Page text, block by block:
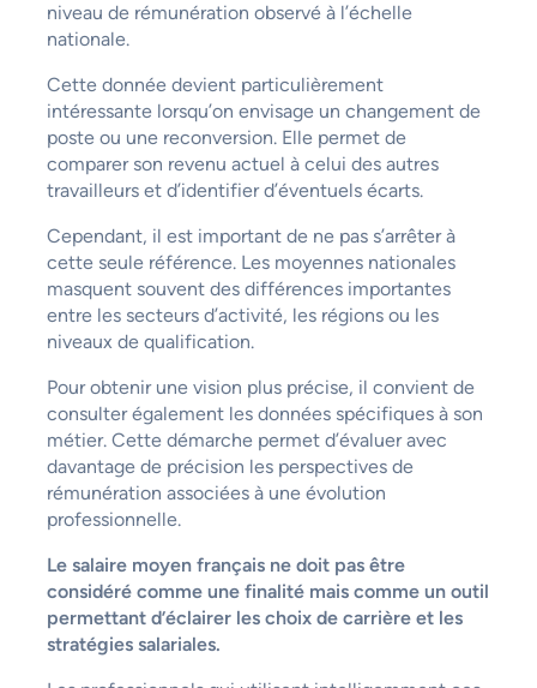
niveau de rémunération observé à l’échelle
nationale.
Cette donnée devient particulièrement
intéressante lorsqu’on envisage un changement de
poste ou une reconversion. Elle permet de
comparer son revenu actuel à celui des autres
travailleurs et d’identifier d’éventuels écarts.
Cependant, il est important de ne pas s’arrêter à
cette seule référence. Les moyennes nationales
masquent souvent des différences importantes
entre les secteurs d’activité, les régions ou les
niveaux de qualification.
Pour obtenir une vision plus précise, il convient de
consulter également les données spécifiques à son
métier. Cette démarche permet d’évaluer avec
davantage de précision les perspectives de
rémunération associées à une évolution
professionnelle.
Le salaire moyen français ne doit pas être
considéré comme une finalité mais comme un outil
permettant d’éclairer les choix de carrière et les
stratégies salariales.